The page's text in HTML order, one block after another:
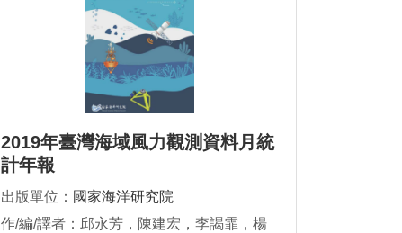
2019年臺灣海域風力觀測資料月統
計年報
出版單位： 國家海洋研究院
作/編/譯者：邱永芳，陳建宏，李謁霏，楊